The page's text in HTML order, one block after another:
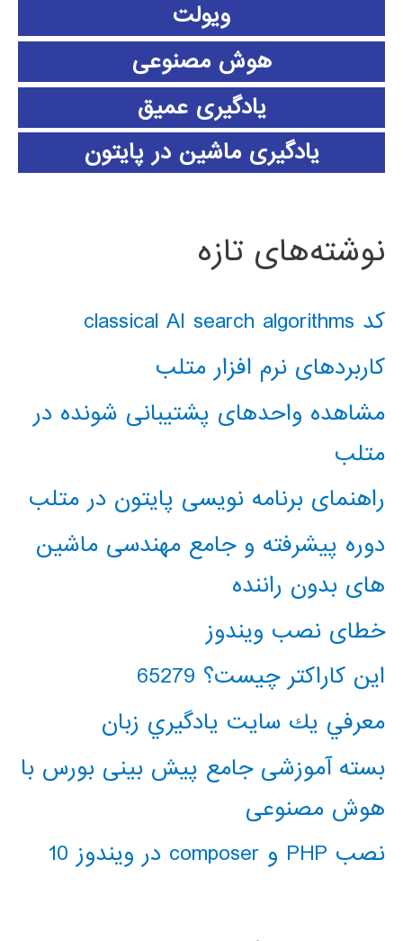
ویولت
هوش مصنوعی
یادگیری عمیق
یادگیری ماشین در پایتون
نوشته‌های تازه
کد classical AI search algorithms
کاربردهای نرم افزار متلب
مشاهده واحدهای پشتیبانی شونده در
متلب
راهنمای برنامه نویسی پایتون در متلب
دوره پیشرفته و جامع مهندسی ماشین
های بدون راننده
خطای نصب ویندوز
این کاراکتر چیست؟ 65279
معرفي يك سايت يادگيري زبان
بسته آموزشی جامع پیش بینی بورس با
هوش مصنوعی
نصب PHP و composer در ویندوز 10